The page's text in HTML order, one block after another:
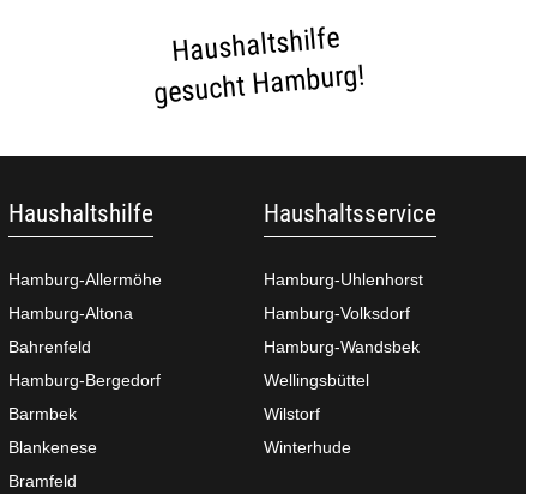
Haushaltshilfe
gesucht Hamburg!
Haushaltshilfe
Hamburg-Allermöhe
Hamburg-Altona
Bahrenfeld
Hamburg-Bergedorf
Barmbek
Blankenese
Bramfeld
Haushaltsservice
Hamburg-Uhlenhorst
Hamburg-Volksdorf
Hamburg-Wandsbek
Wellingsbüttel
Wilstorf
Winterhude